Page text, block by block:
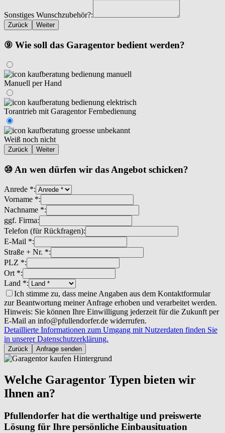
Sonstiges Wunschzubehör?:
Zurück Weiter
⑨ Wie soll das Garagentor bedient werden?
Manuell per Hand
Torantrieb mit Garagentor Fernbedienung
Weiß noch nicht
Zurück Weiter
⑩ An wen dürfen wir das Angebot schicken?
Anrede *:
Vorname *:
Nachname *:
ggf. Firma:
Telefon (für Rückfragen):
E-Mail *:
Straße + Nr. *:
PLZ *:
Ort *:
Land *:
Ich stimme zu, dass meine Angaben aus dem Kontaktformular
zur Beantwortung meiner Anfrage erhoben und verarbeitet werden.
Hinweis: Sie können Ihre Einwilligung jederzeit für die Zukunft per
E-Mail an info@pfullendorfer.de widerrufen.
Detaillierte Informationen zum Umgang mit Nutzerdaten finden Sie
in unserer Datenschutzerklärung.
Zurück Anfrage senden
Welche Garagentor Typen bieten wir
Ihnen an?
Pfullendorfer hat die werthaltige und preiswerte
Lösung für Ihre persönliche Einbausituation